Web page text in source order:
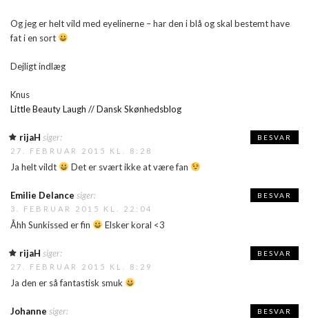
Og jeg er helt vild med eyelinerne – har den i blå og skal bestemt have
fat i en sort
Dejligt indlæg
Knus
Little Beauty Laugh // Dansk Skønhedsblog
rijaH siger:
27. FEBRUAR 2015 KL. 8:28
Ja helt vildt Det er svært ikke at være fan
BESVAR
Emilie Delance siger:
3. FEBRUAR 2015 KL. 22:04
Åhh Sunkissed er fin Elsker koral <3
BESVAR
rijaH siger:
27. FEBRUAR 2015 KL. 8:29
Ja den er så fantastisk smuk
BESVAR
Johanne siger: BESVAR